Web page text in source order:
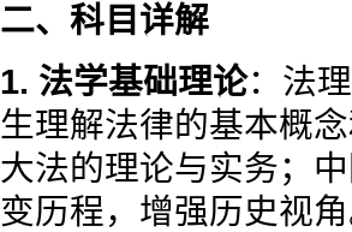
二、科目详解
1. 法学基础理论：法
生理解法律的基本概
大法的理论与实务；
变历程，增强历史视